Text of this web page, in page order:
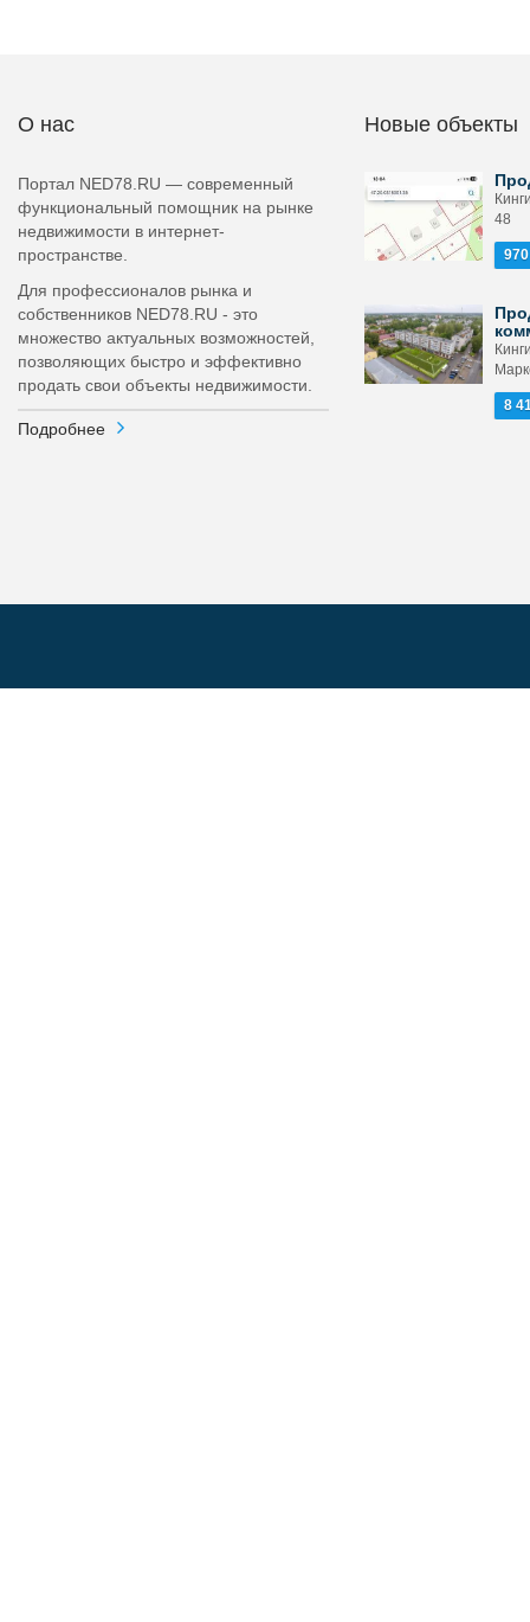
О нас
Портал NED78.RU — современный
функциональный помощник на рынке
недвижимости в интернет-
пространстве.
Для профессионалов рынка и
собственников NED78.RU - это
множество актуальных возможностей,
позволяющих быстро и эффективно
продать свои объекты недвижимости.
Подробнее
Новые объекты
48
8